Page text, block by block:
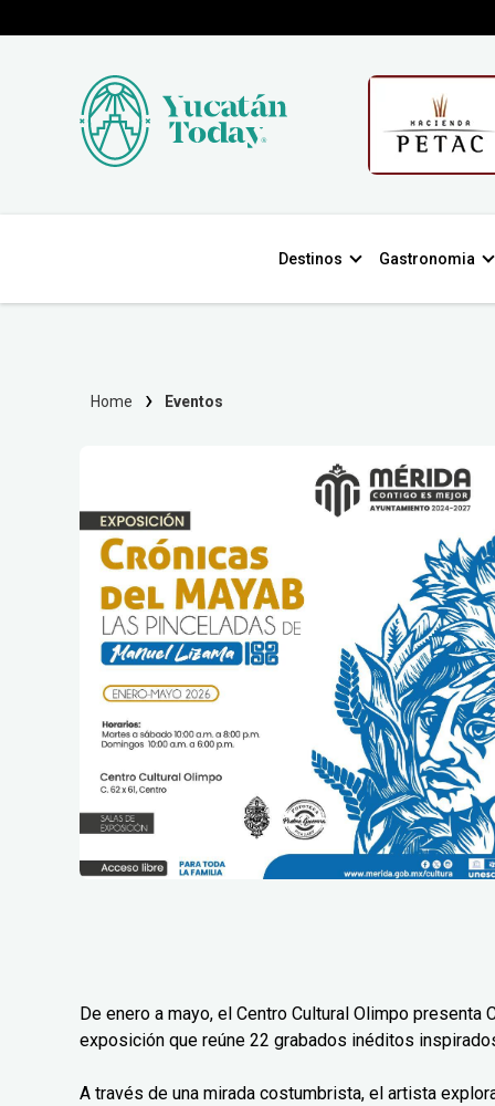
Destinos Gastronomia
Home Eventos
De enero a mayo, el Centro Cultural Olimpo
exposición que reúne 22 grabados inéditos
A través de una mirada costumbrista, el artista